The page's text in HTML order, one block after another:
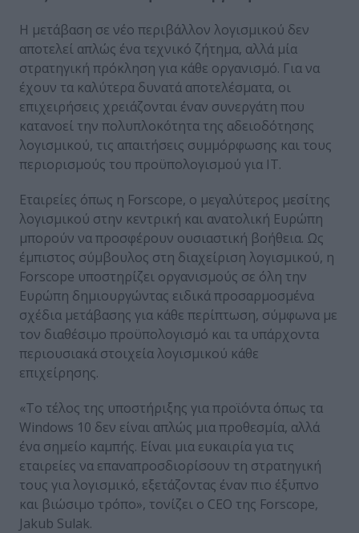
Η μετάβαση σε νέο περιβάλλον λογισμικού δεν
αποτελεί απλώς ένα τεχνικό ζήτημα, αλλά μία
στρατηγική πρόκληση για κάθε οργανισμό. Για να
έχουν τα καλύτερα δυνατά αποτελέσματα, οι
επιχειρήσεις χρειάζονται έναν συνεργάτη που
κατανοεί την πολυπλοκότητα της αδειοδότησης
λογισμικού, τις απαιτήσεις συμμόρφωσης και τους
περιορισμούς του προϋπολογισμού για ΙΤ.
Εταιρείες όπως η Forscope, ο μεγαλύτερος μεσίτης
λογισμικού στην κεντρική και ανατολική Ευρώπη
μπορούν να προσφέρουν ουσιαστική βοήθεια. Ως
έμπιστος σύμβουλος στη διαχείριση λογισμικού, η
Forscope υποστηρίζει οργανισμούς σε όλη την
Ευρώπη δημιουργώντας ειδικά προσαρμοσμένα
σχέδια μετάβασης για κάθε περίπτωση, σύμφωνα με
τον διαθέσιμο προϋπολογισμό και τα υπάρχοντα
περιουσιακά στοιχεία λογισμικού κάθε
επιχείρησης.
«Το τέλος της υποστήριξης για προϊόντα όπως τα
Windows 10 δεν είναι απλώς μια προθεσμία, αλλά
ένα σημείο καμπής. Είναι μια ευκαιρία για τις
εταιρείες να επαναπροσδιορίσουν τη στρατηγική
τους για λογισμικό, εξετάζοντας έναν πιο έξυπνο
και βιώσιμο τρόπο», τονίζει ο CEO της Forscope,
Jakub Sulak.